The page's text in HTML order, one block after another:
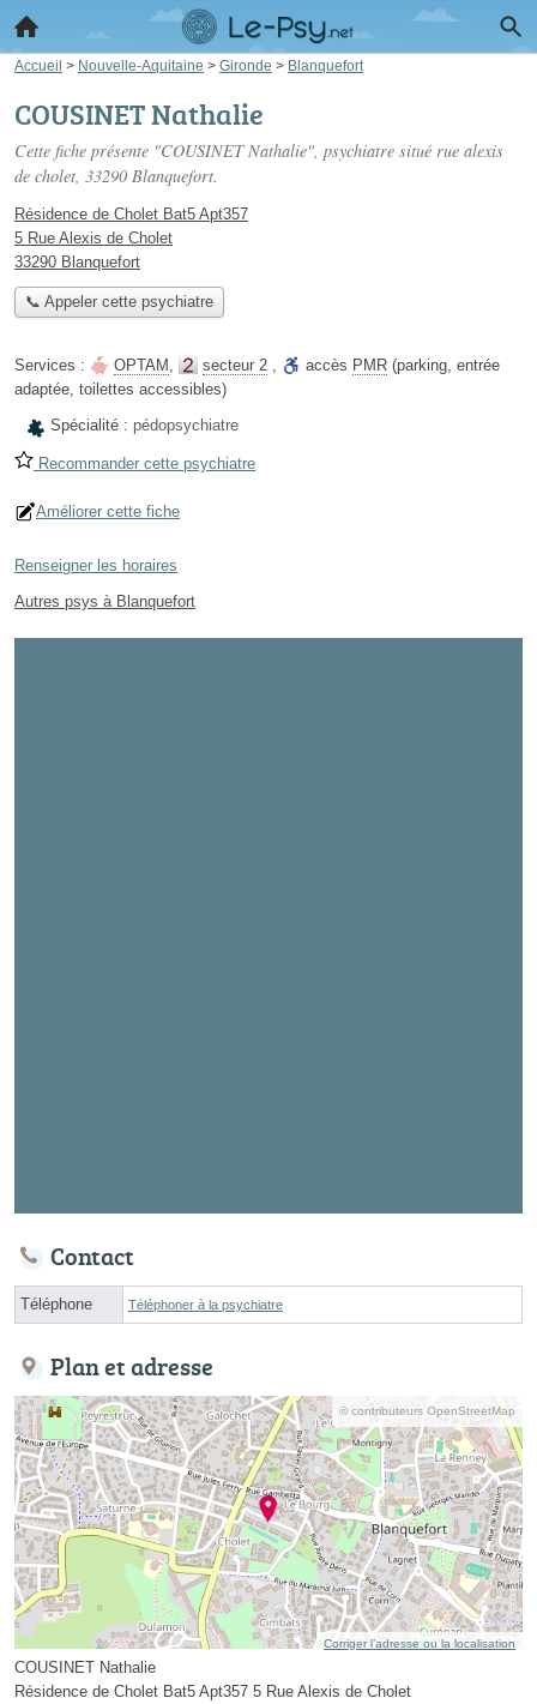
Accueil > Nouvelle-Aquitaine > Gironde > Blanquefort
COUSINET Nathalie
Cette fiche présente "COUSINET Nathalie", psychiatre situé rue alexis
de cholet, 33290 Blanquefort.
Résidence de Cholet Bat5 Apt357
5 Rue Alexis de Cholet
33290 Blanquefort
📞 Appeler cette psychiatre
Services : OPTAM , secteur 2 , accès PMR (parking, entrée
adaptée, toilettes accessibles)
Spécialité : pédopsychiatre
Recommander cette psychiatre
Améliorer cette fiche
Renseigner les horaires
Autres psys à Blanquefort
Contact
Téléphone Téléphoner à la psychiatre
Plan et adresse
© contributeurs OpenStreetMap
Corriger l’adresse ou la localisation
COUSINET Nathalie
Résidence de Cholet Bat5 Apt357 5 Rue Alexis de Cholet